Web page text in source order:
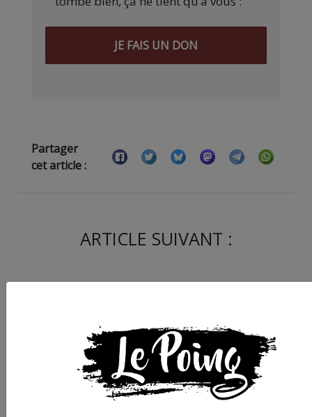
JE FAIS UN DON
Partager
cet article :
ARTICLE SUIVANT :